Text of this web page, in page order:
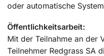
oder automatische
Öffentlichkeitsarbeit:
Mit der Teilnahme an der
Teilnehmer Redgrass SA